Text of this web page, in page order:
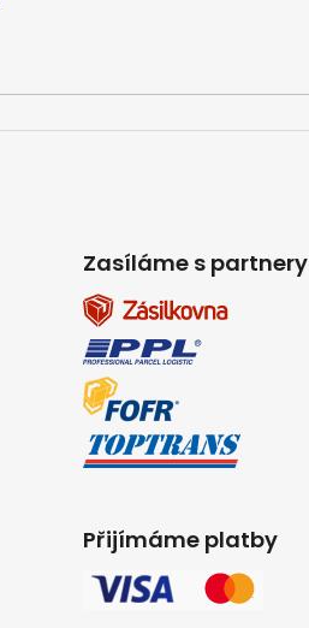
Zasíláme s partnery
Přijímáme platby